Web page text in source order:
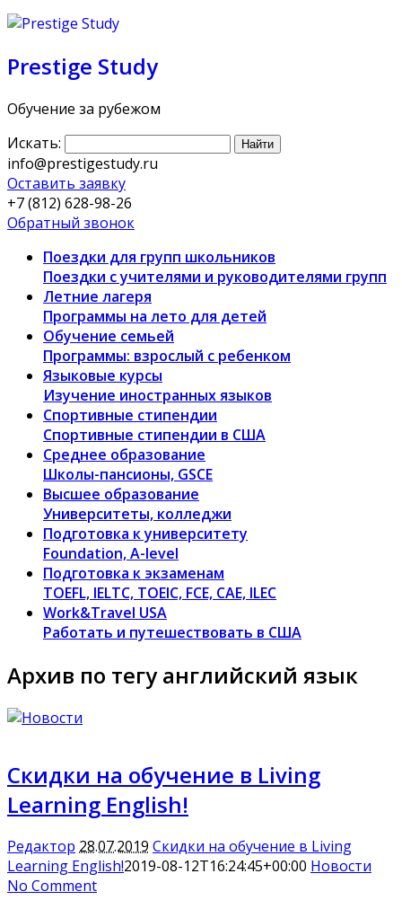
Prestige Study
Обучение за рубежом
Искать:
info@prestigestudy.ru
Оставить заявку
+7 (812) 628-98-26
Обратный звонок
Поездки для групп школьников
Поездки с учителями и руководителями групп
Летние лагеря
Программы на лето для детей
Обучение семьей
Программы: взрослый с ребенком
Языковые курсы
Изучение иностранных языков
Спортивные стипендии
Спортивные стипендии в США
Среднее образование
Школы-пансионы, GSCE
Высшее образование
Университеты, колледжи
Подготовка к университету
Foundation, A-level
Подготовка к экзаменам
TOEFL, IELTC, TOEIC, FCE, CAE, ILEC
Work&Travel USA
Работать и путешествовать в США
Архив по тегу английский язык
Скидки на обучение в Living
Learning English!
Редактор 28.07.2019 Скидки на обучение в Living
Learning English!2019-08-12T16:24:45+00:00 Новости
No Comment